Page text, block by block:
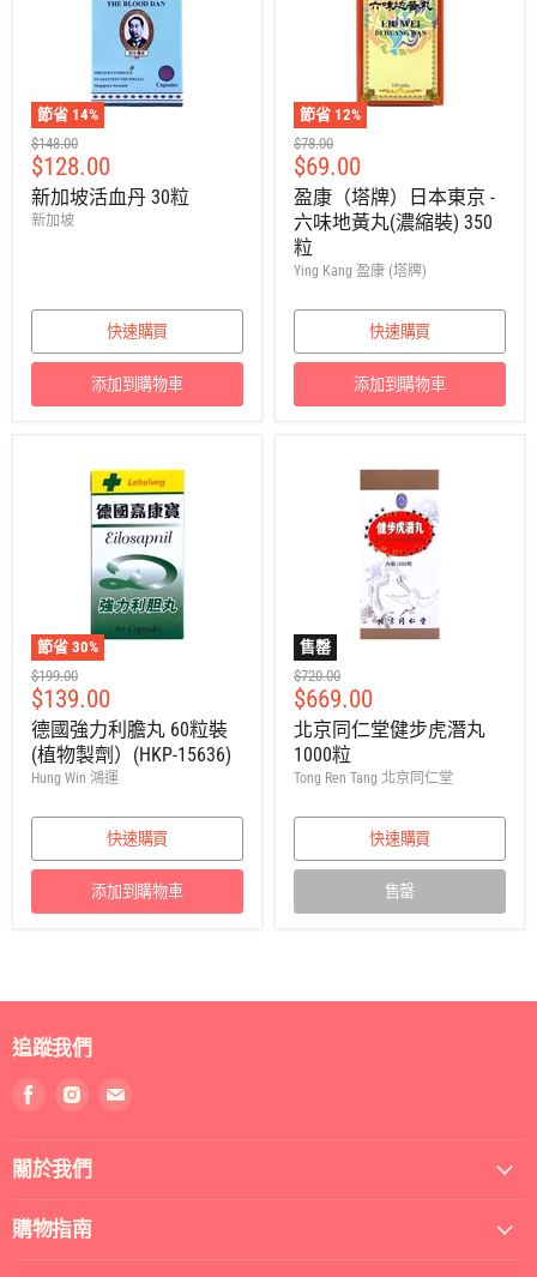
節省 14%
建
議
零
售
價
$148.00
售
價
$128.00
新加坡活血丹 30粒
新加坡
快速購買
添加到購物車
節省 12%
建
議
零
售
價
$78.00
售
價
$69.00
盈康（塔牌）日本東京 -
六味地黃丸(濃縮裝) 350
粒
Ying Kang 盈康 (塔牌)
快速購買
添加到購物車
節省 30%
建
議
零
售
價
$199.00
售
價
$139.00
德國強力利膽丸 60粒裝
(植物製劑）(HKP-15636)
Hung Win 鴻運
快速購買
添加到購物車
售罄
建
議
零
售
價
$720.00
售
價
$669.00
北京同仁堂健步虎潛丸
1000粒
Tong Ren Tang 北京同仁堂
快速購買
售罄
追蹤我們
們
們
關於我們
購物指南